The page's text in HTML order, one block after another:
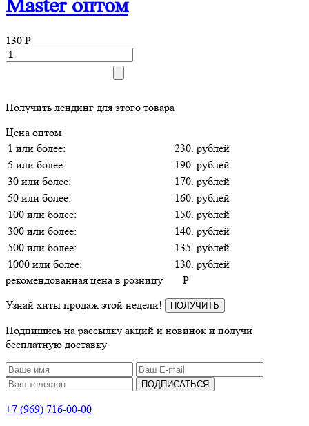
Master оптом
130 P
Получить лендинг для этого товара
Цена оптом
1 или более:
230. рублей
5 или более:
190. рублей
30 или более:
170. рублей
50 или более:
160. рублей
100 или более:
150. рублей
300 или более:
140. рублей
500 или более:
135. рублей
1000 или более:
130. рублей
рекомендованная цена в розницу
P
Узнай хиты продаж этой недели!
ПОЛУЧИТЬ
Подпишись на рассылку акций и новинок и получи
бесплатную доставку
ПОДПИСАТЬСЯ
+7 (969) 716-00-00